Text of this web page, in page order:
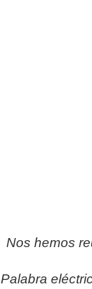
Nos hemos
Palabra